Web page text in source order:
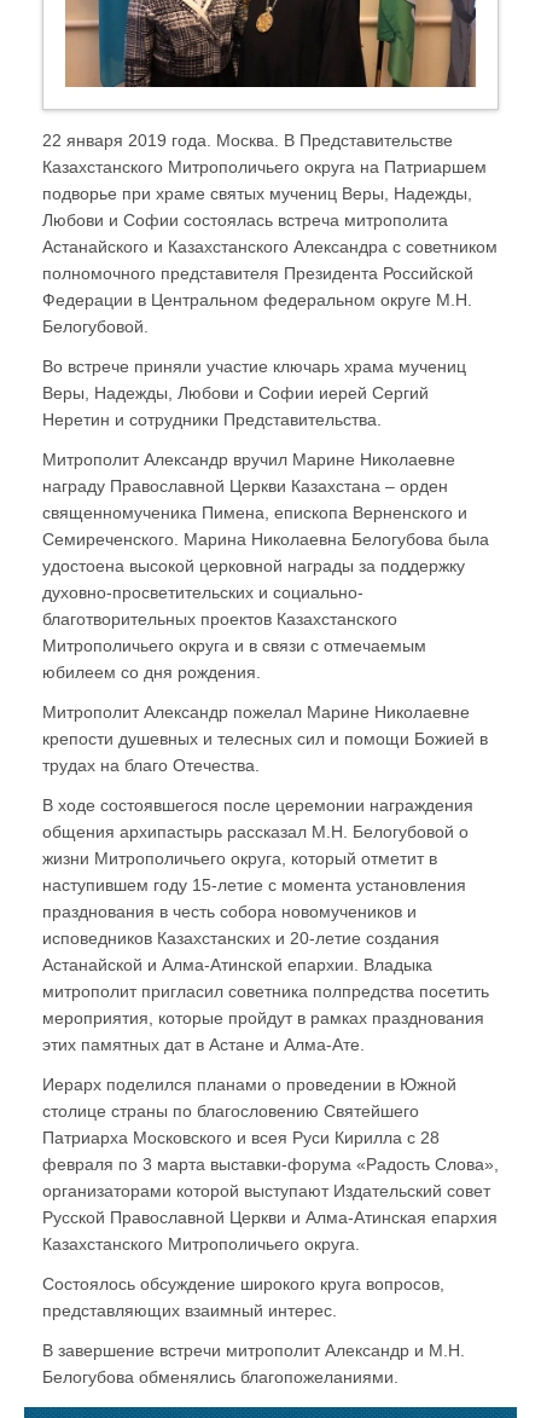
22 января 2019 года. Москва. В Представительстве
Казахстанского Митрополичьего округа на Патриаршем
подворье при храме святых мучениц Веры, Надежды,
Любови и Софии состоялась встреча митрополита
Астанайского и Казахстанского Александра с советником
полномочного представителя Президента Российской
Федерации в Центральном федеральном округе М.Н.
Белогубовой.
Во встрече приняли участие ключарь храма мучениц
Веры, Надежды, Любови и Софии иерей Сергий
Неретин и сотрудники Представительства.
Митрополит Александр вручил Марине Николаевне
награду Православной Церкви Казахстана – орден
священномученика Пимена, епископа Верненского и
Семиреченского. Марина Николаевна Белогубова была
удостоена высокой церковной награды за поддержку
духовно-просветительских и социально-
благотворительных проектов Казахстанского
Митрополичьего округа и в связи с отмечаемым
юбилеем со дня рождения.
Митрополит Александр пожелал Марине Николаевне
крепости душевных и телесных сил и помощи Божией в
трудах на благо Отечества.
В ходе состоявшегося после церемонии награждения
общения архипастырь рассказал М.Н. Белогубовой о
жизни Митрополичьего округа, который отметит в
наступившем году 15-летие с момента установления
празднования в честь собора новомучеников и
исповедников Казахстанских и 20-летие создания
Астанайской и Алма-Атинской епархии. Владыка
митрополит пригласил советника полпредства посетить
мероприятия, которые пройдут в рамках празднования
этих памятных дат в Астане и Алма-Ате.
Иерарх поделился планами о проведении в Южной
столице страны по благословению Святейшего
Патриарха Московского и всея Руси Кирилла с 28
февраля по 3 марта выставки-форума «Радость Слова»,
организаторами которой выступают Издательский совет
Русской Православной Церкви и Алма-Атинская епархия
Казахстанского Митрополичьего округа.
Состоялось обсуждение широкого круга вопросов,
представляющих взаимный интерес.
В завершение встречи митрополит Александр и М.Н.
Белогубова обменялись благопожеланиями.